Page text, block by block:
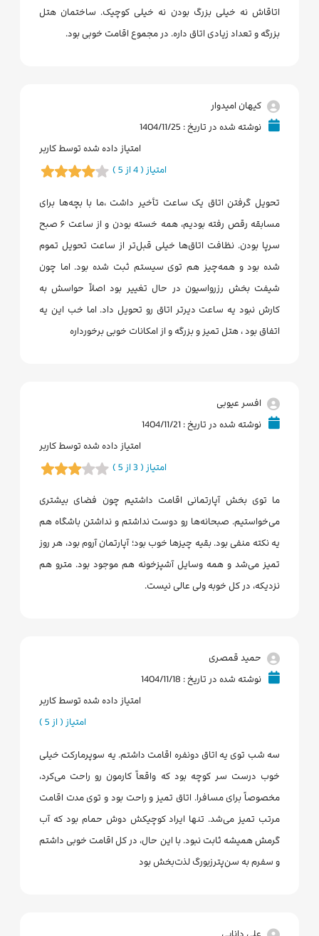
اتاقاش نه خیلی بزرگ بودن نه خیلی کوچیک. ساختمان هتل
بزرگه و تعداد زیادی اتاق داره. در مجموع اقامت خوبی بود.
کیهان امیدوار
نوشته شده در تاریخ : 1404/11/25
امتیاز داده شده توسط کاربر
امتیاز ( 4 از 5 )
تحویل گرفتن اتاق یک ساعت تأخیر داشت ،ما با بچه‌ها برای
مسابقه رقص رفته بودیم، همه خسته بودن و از ساعت ۶ صبح
سرپا بودن. نظافت اتاق‌ها خیلی قبل‌تر از ساعت تحویل تموم
شده بود و همه‌چیز هم توی سیستم ثبت شده بود. اما چون
شیفت بخش رزرواسیون در حال تغییر بود اصلاً حواسش به
کارش نبود یه ساعت دیرتر اتاق رو تحویل داد. اما خب این یه
اتفاق بود ، هتل تمیز و بزرگه و از امکانات خوبی برخورداره
افسر عیوبی
نوشته شده در تاریخ : 1404/11/21
امتیاز داده شده توسط کاربر
امتیاز ( 3 از 5 )
ما توی بخش آپارتمانی اقامت داشتیم چون فضای بیشتری
می‌خواستیم. صبحانه‌ها رو دوست نداشتم و نداشتن باشگاه هم
یه نکته منفی بود. بقیه چیزها خوب بود؛ آپارتمان آروم بود، هر روز
تمیز می‌شد و همه وسایل آشپزخونه هم موجود بود. مترو هم
نزدیکه، در کل خوبه ولی عالی نیست.
حمید قمصری
نوشته شده در تاریخ : 1404/11/18
امتیاز داده شده توسط کاربر
امتیاز ( از 5 )
سه شب توی یه اتاق دونفره اقامت داشتم. یه سوپرمارکت خیلی
خوب درست سر کوچه بود که واقعاً کارمون رو راحت می‌کرد،
مخصوصاً برای مسافرا. اتاق تمیز و راحت بود و توی مدت اقامت
مرتب تمیز می‌شد. تنها ایراد کوچیکش دوش حمام بود که آب
گرمش همیشه ثابت نبود. با این حال، در کل اقامت خوبی داشتم
و سفرم به سن‌پترزبورگ لذت‌بخش بود